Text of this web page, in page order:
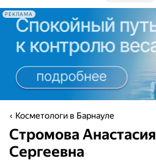
РЕКЛАМА
Косметологи в Барнауле
Стромова Анастасия
Сергеевна